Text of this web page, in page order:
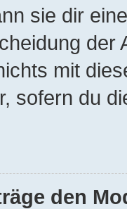
sie dir
der
mit
sofern du
den